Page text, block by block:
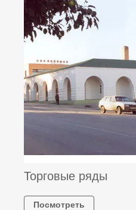
Торговые ряды
Посмотреть